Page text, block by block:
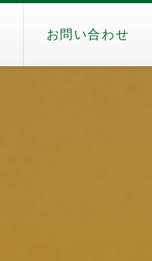
お問い合わせ